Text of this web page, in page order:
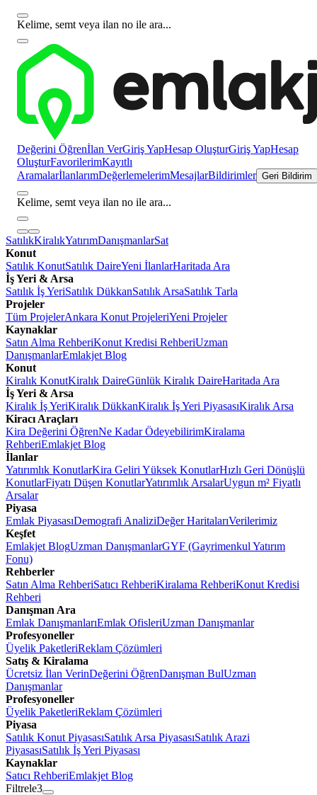
Kelime, semt veya ilan no ile ara...
Değerini Öğrenİlan VerGiriş YapHesap OluşturGiriş YapHesap
OluşturFavorilerimKayıtlı
AramalarİlanlarımDeğerlemelerimMesajlarBildirimler Geri Bildirim
Kelime, semt veya ilan no ile ara...
SatılıkKiralıkYatırımDanışmanlarSat
Konut
Satılık KonutSatılık DaireYeni İlanlarHaritada Ara
İş Yeri & Arsa
Satılık İş YeriSatılık DükkanSatılık ArsaSatılık Tarla
Projeler
Tüm ProjelerAnkara Konut ProjeleriYeni Projeler
Kaynaklar
Satın Alma RehberiKonut Kredisi RehberiUzman
DanışmanlarEmlakjet Blog
Konut
Kiralık KonutKiralık DaireGünlük Kiralık DaireHaritada Ara
İş Yeri & Arsa
Kiralık İş YeriKiralık DükkanKiralık İş Yeri PiyasasıKiralık Arsa
Kiracı Araçları
Kira Değerini ÖğrenNe Kadar ÖdeyebilirimKiralama
RehberiEmlakjet Blog
İlanlar
Yatırımlık KonutlarKira Geliri Yüksek KonutlarHızlı Geri Dönüşlü
KonutlarFiyatı Düşen KonutlarYatırımlık ArsalarUygun m² Fiyatlı
Arsalar
Piyasa
Emlak PiyasasıDemografi AnaliziDeğer HaritalarıVerilerimiz
Keşfet
Emlakjet BlogUzman DanışmanlarGYF (Gayrimenkul Yatırım
Fonu)
Rehberler
Satın Alma RehberiSatıcı RehberiKiralama RehberiKonut Kredisi
Rehberi
Danışman Ara
Emlak DanışmanlarıEmlak OfisleriUzman Danışmanlar
Profesyoneller
Üyelik PaketleriReklam Çözümleri
Satış & Kiralama
Ücretsiz İlan VerinDeğerini ÖğrenDanışman BulUzman
Danışmanlar
Profesyoneller
Üyelik PaketleriReklam Çözümleri
Piyasa
Satılık Konut PiyasasıSatılık Arsa PiyasasıSatılık Arazi
PiyasasıSatılık İş Yeri Piyasası
Kaynaklar
Satıcı RehberiEmlakjet Blog
Filtrele3